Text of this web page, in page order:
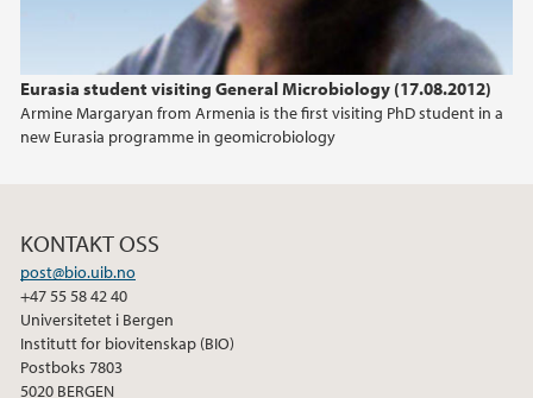
Eurasia student visiting General Microbiology (17.08.2012)
Armine Margaryan from Armenia is the first visiting PhD student in a
new Eurasia programme in geomicrobiology
2016
2015
2013
KONTAKT OSS
post@bio.uib.no
+47 55 58 42 40
Universitetet i Bergen
Institutt for biovitenskap (BIO)
Postboks 7803
5020 BERGEN